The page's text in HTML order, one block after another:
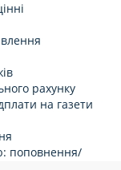
рахунку
на газети
поповнення/